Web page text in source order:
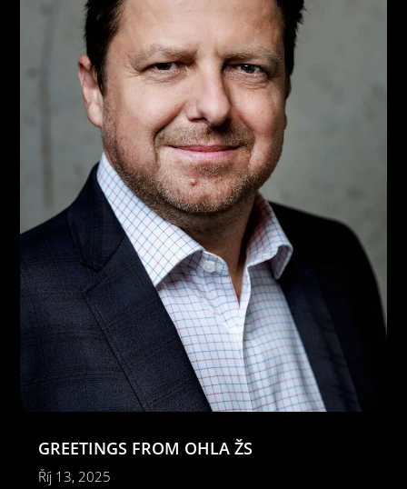
GREETINGS FROM OHLA ŽS
Říj 13, 2025